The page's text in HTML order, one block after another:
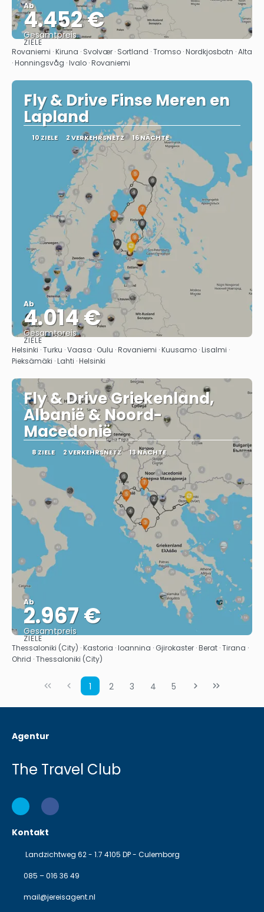
Ab
4.452 €
Gesamtpreis
Sehen
ZIELE
Rovaniemi · Kiruna · Svolvær · Sortland · Tromso · Nordkjosbotn · Alta
· Honningsvåg · Ivalo · Rovaniemi
Fly & Drive Finse Meren en
Lapland
10 ZIELE 2 VERKEHRSNETZ 16 NÄCHTE
Ab
4.014 €
Gesamtpreis
Sehen
ZIELE
Helsinki · Turku · Vaasa · Oulu · Rovaniemi · Kuusamo · Lisalmi ·
Pieksämäki · Lahti · Helsinki
Fly & Drive Griekenland,
Albanië & Noord-
Macedonië
8 ZIELE 2 VERKEHRSNETZ 13 NÄCHTE
Ab
2.967 €
Gesamtpreis
Sehen
ZIELE
Thessaloniki (City) · Kastoria · Ioannina · Gjirokaster · Berat · Tirana ·
Ohrid · Thessaloniki (City)
1 2 3 4 5
Agentur
The Travel Club
Kontakt
Landzichtweg 62 - 1.7 4105 DP - Culemborg
085 – 016 36 49
mail@jereisagent.nl